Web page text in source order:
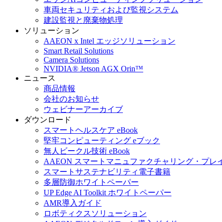
車両セキュリティおよび監視システム
建設監視と廃棄物処理
ソリューション
AAEON x Intel エッジソリューション
Smart Retail Solutions
Camera Solutions
NVIDIA® Jetson AGX Orin™
ニュース
商品情報
会社のお知らせ
ウェビナーアーカイブ
ダウンロード
スマートヘルスケア eBook
堅牢コンピューティング eブック
無人ビークル技術 eBook
AAEON スマートマニュファクチャリング・プレ
スマートサステナビリティ電子書籍
多層防御ホワイトペーパー
UP Edge AI Toolkit ホワイトペーパー
AMR導入ガイド
ロボティクスソリューション